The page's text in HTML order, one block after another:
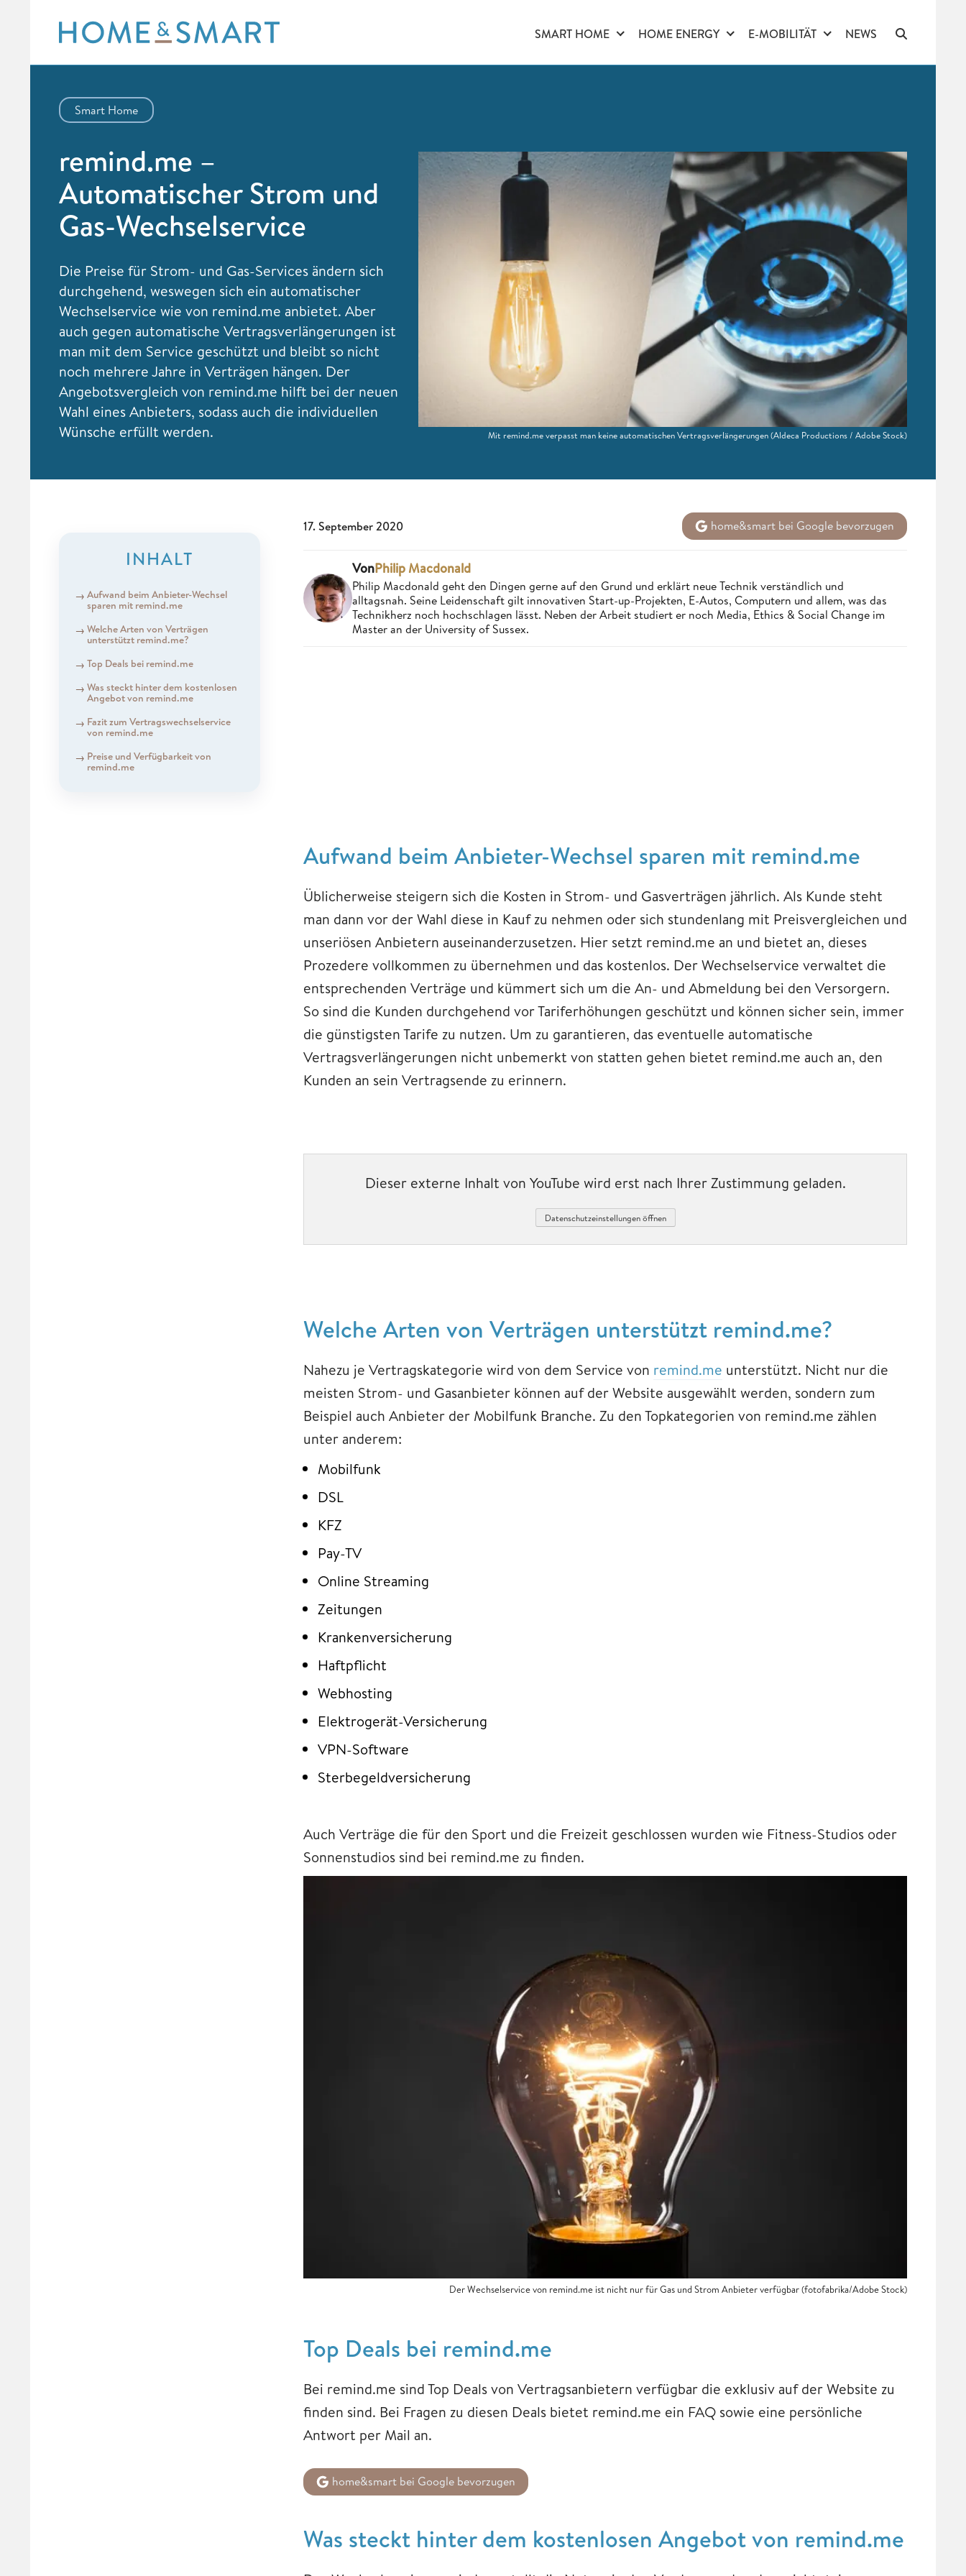
content
SMART HOME HOME ENERGY E-MOBILITÄT NEWS
Smart Home
remind.me –
Automatischer Strom und
Gas-Wechselservice
Die Preise für Strom- und Gas-Services ändern sich
durchgehend, weswegen sich ein automatischer
Wechselservice wie von remind.me anbietet. Aber
auch gegen automatische Vertragsverlängerungen ist
man mit dem Service geschützt und bleibt so nicht
noch mehrere Jahre in Verträgen hängen. Der
Angebotsvergleich von remind.me hilft bei der neuen
Wahl eines Anbieters, sodass auch die individuellen
Wünsche erfüllt werden.
Mit remind.me verpasst man keine automatischen Vertragsverlängerungen(Aldeca Productions / Adobe Stock)
INHALT
Aufwand beim Anbieter-Wechsel
sparen mit remind.me
Welche Arten von Verträgen
unterstützt remind.me?
Top Deals bei remind.me
Was ​​​​​​​steckt hinter dem kostenlosen
Angebot von remind.me
​​​​​​​Fazit zum Vertragswechselservice
von remind.me
​​​​​​​Preise und Verfügbarkeit von
remind.me
17. September 2020 home&smart bei Google bevorzugen
VonPhilip Macdonald
Philip Macdonald geht den Dingen gerne auf den Grund und erklärt neue Technik verständlich und
alltagsnah. Seine Leidenschaft gilt innovativen Start-up-Projekten, E-Autos, Computern und allem, was das
Technikherz noch hochschlagen lässt. Neben der Arbeit studiert er noch Media, Ethics & Social Change im
Master an der University of Sussex.
Aufwand beim Anbieter-Wechsel sparen mit remind.me
Üblicherweise steigern sich die Kosten in Strom- und Gasverträgen jährlich. Als Kunde steht
man dann vor der Wahl diese in Kauf zu nehmen oder sich stundenlang mit Preisvergleichen und
unseriösen Anbietern auseinanderzusetzen. Hier setzt remind.me an und bietet an, dieses
Prozedere vollkommen zu übernehmen und das kostenlos. Der Wechselservice verwaltet die
entsprechenden Verträge und kümmert sich um die An- und Abmeldung bei den Versorgern.
So sind die Kunden durchgehend vor Tariferhöhungen geschützt und können sicher sein, immer
die günstigsten Tarife zu nutzen. Um zu garantieren, das eventuelle automatische
Vertragsverlängerungen nicht unbemerkt von statten gehen bietet remind.me auch an, den
Kunden an sein Vertragsende zu erinnern.
Dieser externe Inhalt von YouTube wird erst nach Ihrer Zustimmung geladen.
Datenschutzeinstellungen öffnen
Welche Arten von Verträgen unterstützt remind.me?
Nahezu je Vertragskategorie wird von dem Service von remind.me unterstützt. Nicht nur die
meisten Strom- und Gasanbieter können auf der Website ausgewählt werden, sondern zum
Beispiel auch Anbieter der Mobilfunk Branche. Zu den Topkategorien von remind.me zählen
unter anderem:
Mobilfunk
DSL
KFZ
Pay-TV
Online Streaming
Zeitungen
Krankenversicherung
Haftpflicht
Webhosting
Elektrogerät-Versicherung
VPN-Software
Sterbegeldversicherung
Auch Verträge die für den Sport und die Freizeit geschlossen wurden wie Fitness-Studios oder
Sonnenstudios sind bei remind.me zu finden.
Der Wechselservice von remind.me ist nicht nur für Gas und Strom Anbieter verfügbar (fotofabrika/Adobe Stock)
Top Deals bei remind.me
Bei remind.me sind Top Deals von Vertragsanbietern verfügbar die exklusiv auf der Website zu
finden sind. Bei Fragen zu diesen Deals bietet remind.me ein FAQ sowie eine persönliche
Antwort per Mail an.
home&smart bei Google bevorzugen
Was ​​​​​​​steckt hinter dem kostenlosen Angebot von remind.me